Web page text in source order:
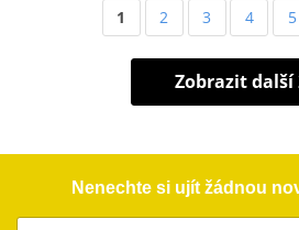
1 2 3 4 5
Zobrazit další
Nenechte si ujít žádnou